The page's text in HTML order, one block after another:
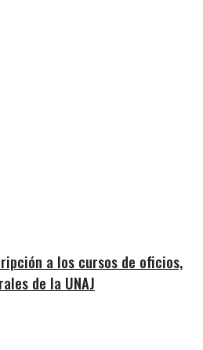
a los cursos de oficios,
de la UNAJ